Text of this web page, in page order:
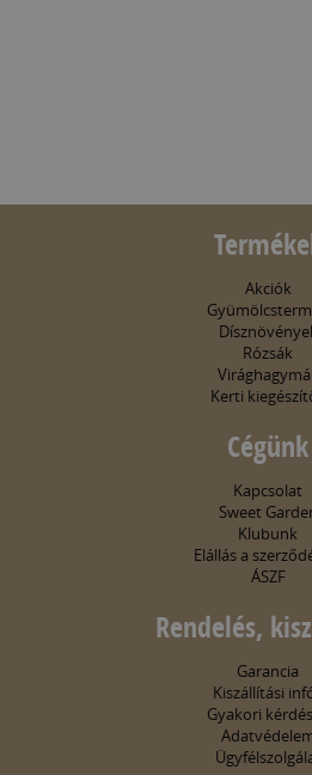
Akciók
Rózsák
Kerti
Cégünk
Kapcsolat
Sweet
Klubunk
Elállás a
ÁSZF
Rendelés,
Garancia
Kiszállítási
Gyakori